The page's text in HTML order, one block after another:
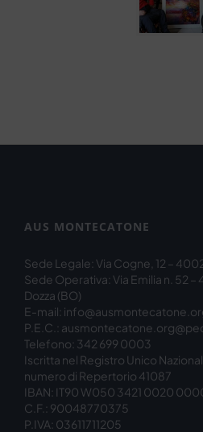
AUS MONTECATONE
Sede Legale: Via Cogne, 12 –
Sede Operativa: Via Emilia n. 52
Dozza (BO)
E-mail:
P.E.C.:
Telefono: 342 699 0003
Iscritta nel Registro Unico
numero di Repertorio 41087
IBAN: IT90 W050 3421 0020
C.F.: 90048770375
P.IVA: 03611711205